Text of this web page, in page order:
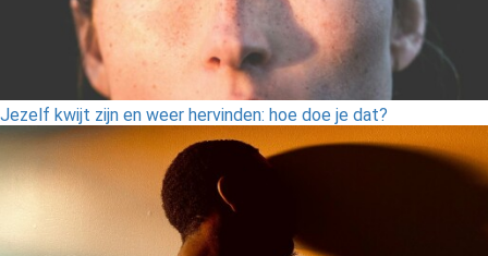
Jezelf kwijt zijn en weer hervinden: hoe doe je dat?